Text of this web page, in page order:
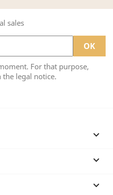
sales
For that purpose,
legal notice.


